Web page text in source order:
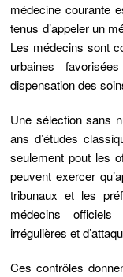
médecine courante
tenus d’appeler un
Les médecins sont
urbaines
dispensation des
Une sélection sans
ans d’études
seulement pout les
peuvent exercer
tribunaux et les
médecins
irrégulières et
Ces contrôles